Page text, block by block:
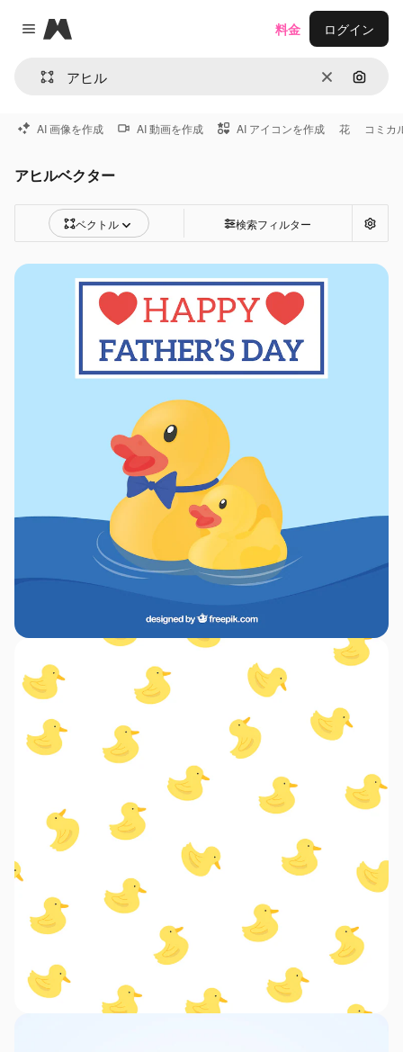
Close menu
Magnific
消去 画像で
料金 ログイン
AI 画像を作成 AI 動画を作成 AI アイコンを作成 花 コミカ
アヒルベクター
ベクトル 検索フィルター